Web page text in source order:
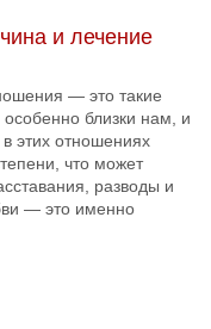
и лечение
— это такие
близки нам, и
этих отношениях
что может
разводы и
— это именно